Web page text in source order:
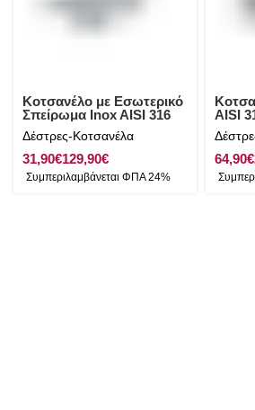
Κοτσανέλο με Εσωτερικό
Σπείρωμα Inox AISI 316
Δέστρες-Κοτσανέλα
€ €
AISI
€